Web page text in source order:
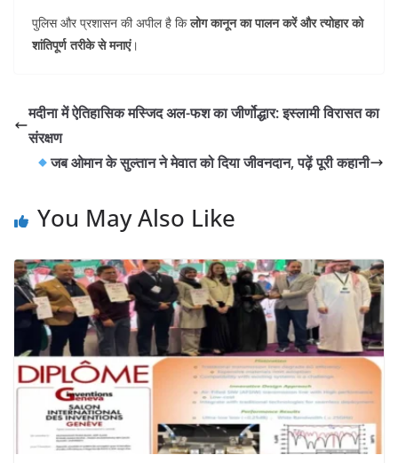
पुलिस और प्रशासन की अपील है किलोग कानून का पालन करें और त्योहार को
शांतिपूर्ण तरीके से मनाएं।
मदीना में ऐतिहासिक मस्जिद अल-फश का जीर्णोद्धार: इस्लामी विरासत का
संरक्षण
जब ओमान के सुल्तान ने मेवात को दिया जीवनदान, पढ़ें पूरी कहानी
You May Also Like